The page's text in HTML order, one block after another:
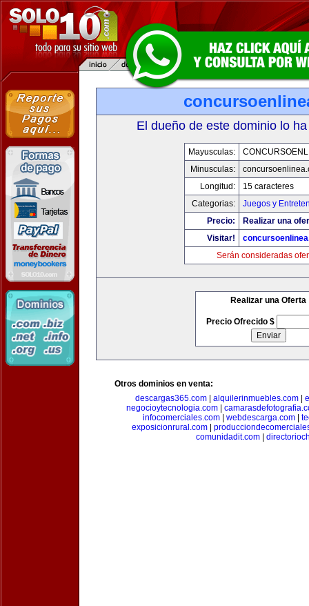
El dueño de este dominio lo
Mayusculas:
Minusculas:
Longitud:
15 caracteres
Categorias:
Juegos y
Precio:
Realizar una
Visitar!
Serán consideradas
Realizar una Oferta
Precio Ofrecido $
Otros dominios en venta:
descargas365.com| alquilerinmuebles.com|
negocioytecnologia.com
infocomerciales.com| webdescarga.com|
exposicionrural.com
comunidadit.com|